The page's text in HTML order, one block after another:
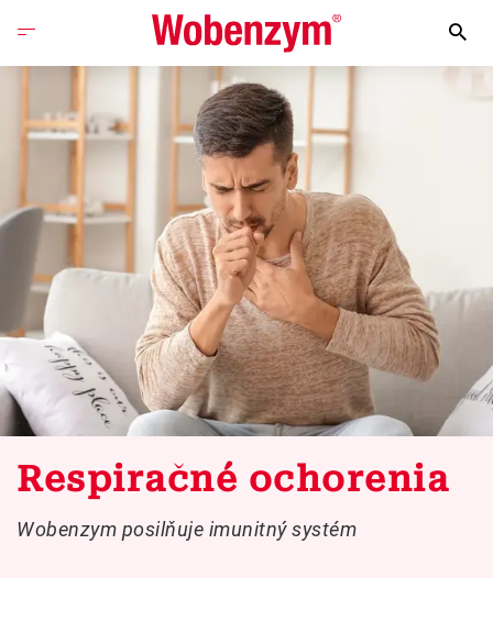
Respiračné ochorenia
Wobenzym posilňuje imunitný systém